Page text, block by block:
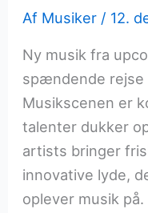
Af Musiker / 12.
Ny musik fra
spændende rejse
Musikscenen er
talenter dukker
artists bringer
innovative lyde,
oplever musik